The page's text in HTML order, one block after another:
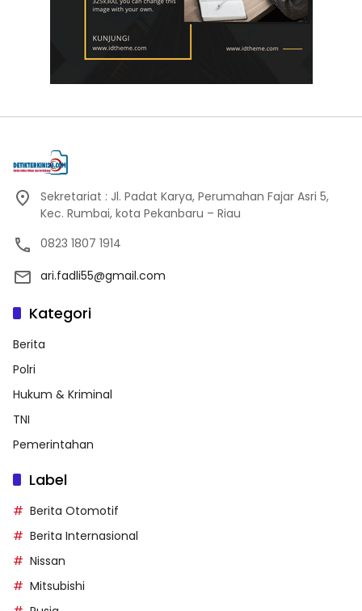
Sekretariat : Jl. Padat Karya, Perumahan Fajar Asri 5,
Kec. Rumbai, kota Pekanbaru – Riau
0823 1807 1914
ari.fadli55@gmail.com
Kategori
Berita
Polri
Hukum & Kriminal
TNI
Pemerintahan
Label
Berita Otomotif
Berita Internasional
Nissan
Mitsubishi